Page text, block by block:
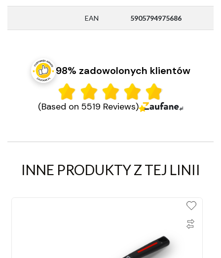
EAN 5905794975686
98% zadowolonych klientów
(Based on 5519 Reviews)
INNE PRODUKTY Z TEJ LINII